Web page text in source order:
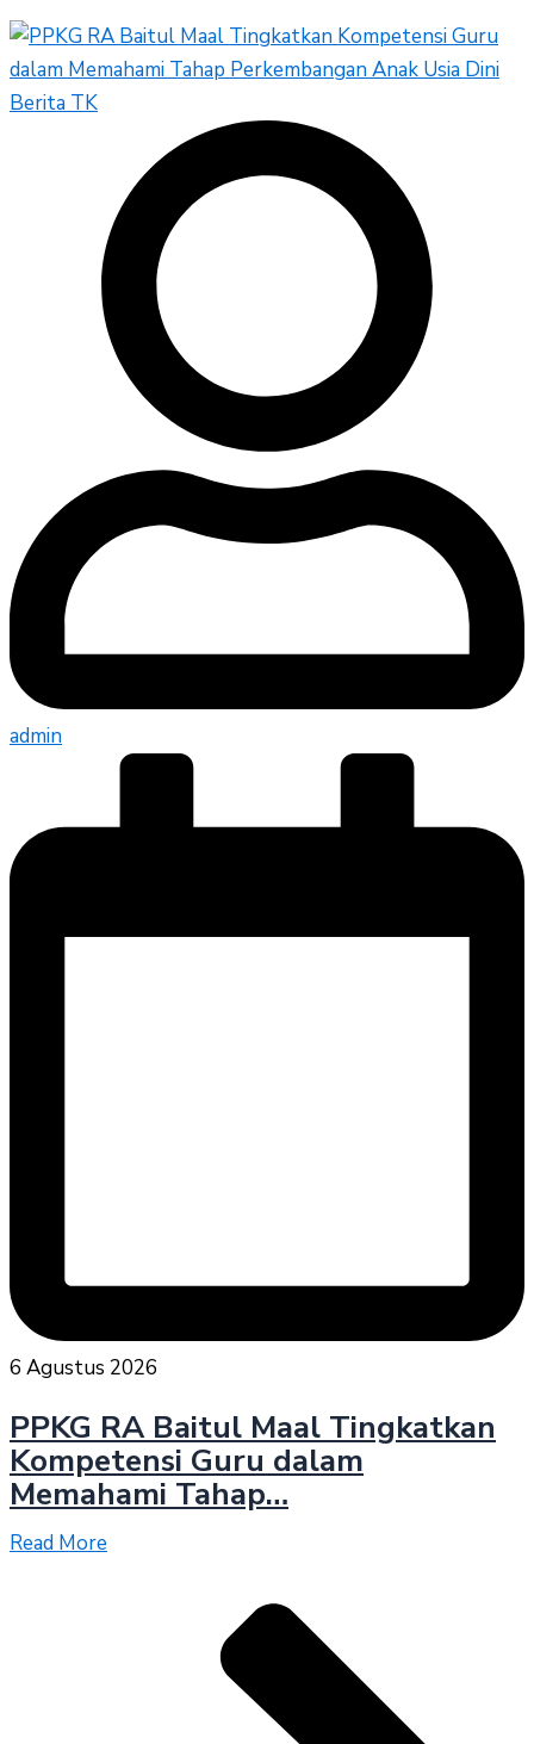
Berita TK
admin
6 Agustus 2026
PPKG RA Baitul Maal Tingkatkan
Kompetensi Guru dalam
Memahami Tahap…
Read More